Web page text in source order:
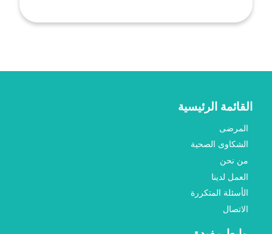
القائمة الرئيسية
المرضى
الشكاوى الصحية
من نحن
العمل لدينا
الأسئلة المتكررة
الاتصال